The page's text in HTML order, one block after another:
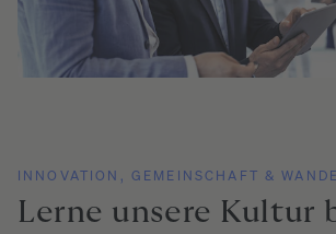
INNOVATION, GEMEINSCHAFT &
Lerne unsere Kultur